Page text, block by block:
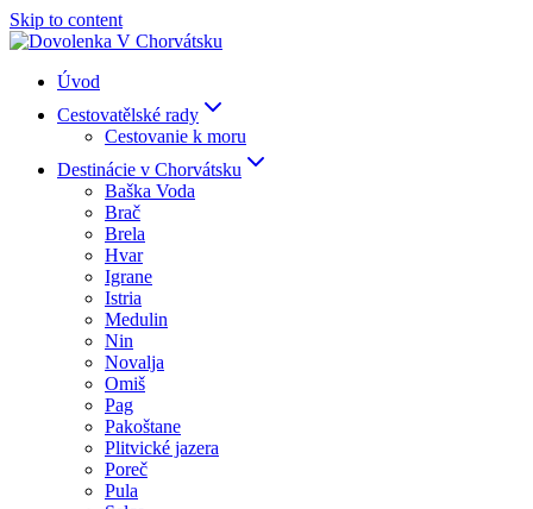
Skip to content
Úvod
Cestovatělské rady
Cestovanie k moru
Destinácie v Chorvátsku
Baška Voda
Brač
Brela
Hvar
Igrane
Istria
Medulin
Nin
Novalja
Omiš
Pag
Pakoštane
Plitvické jazera
Poreč
Pula